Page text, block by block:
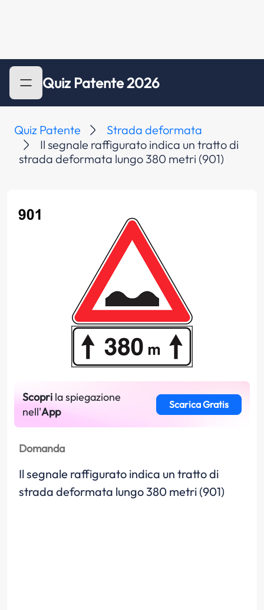
Quiz Patente 2026
Quiz Patente
Strada deformata
Il segnale raffigurato indica un tratto di
strada deformata lungo 380 metri (901)
Scopri la spiegazione
nell'App
Scarica Gratis
Domanda
Il segnale raffigurato indica un tratto di
strada deformata lungo 380 metri (901)